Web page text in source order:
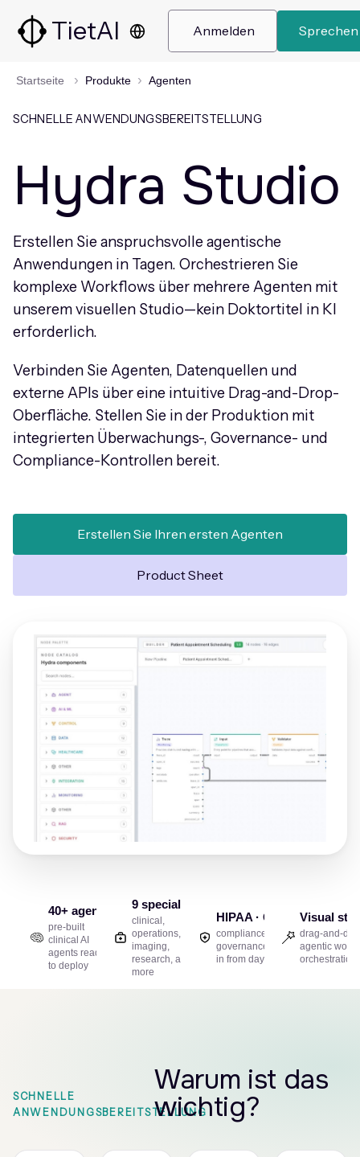
TietAI Anmelden
Startseite Produkte Agenten
SCHNELLE ANWENDUNGSBEREITSTELLUNG
Hydra Studio
Erstellen Sie anspruchsvolle agentische
Anwendungen in Tagen. Orchestrieren Sie
komplexe Workflows über mehrere Agenten mit
unserem visuellen Studio—kein Doktortitel in KI
erforderlich.
Verbinden Sie Agenten, Datenquellen und
externe APIs über eine intuitive Drag-and-Drop-
Oberfläche. Stellen Sie in der Produktion mit
integrierten Überwachungs-, Governance- und
Compliance-Kontrollen bereit.
Erstellen Sie Ihren ersten Agenten
Product Sheet
40+ agents
pre-built
clinical AI
agents ready
to deploy
9 specialties
clinical,
operations,
imaging,
research, and
more
HIPAA · GDPR
compliance and
governance built-
in from day one
Visual
drag-and-
agentic
orchestration
SCHNELLE
ANWENDUNGSBEREITSTELLUNG
Warum ist das
wichtig?